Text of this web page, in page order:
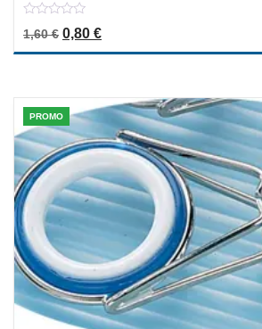
out
1,60€ Il prezzo originale era: 1,60 €.
0,80 €Il prezzo attuale è: 0,80 €.
PROMO